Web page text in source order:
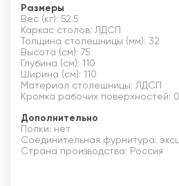
Размеры
Вес (кг): 52.5
Каркас столов: ЛДСП
Толщина столешницы (мм): 32
Высота (см): 75
Глубина (см): 110
Ширина (см): 110
Материал столешницы: ЛДСП
Кромка рабочих поверхностей:
Дополнительно
Полки: нет
Соединительная фурнитура:
Страна производства: Россия